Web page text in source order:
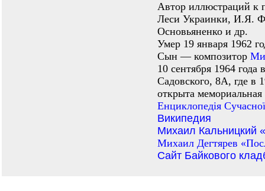
Автор иллюстраций к
Леси Украинки, И.Я.
Основьяненко и др.
Умер 19 января 1962
Сын — композитор
10 сентября 1964
Садовского, 8А, где в
открыта мемориальная
Енциклопедiя
Википедия
Михаил Кальницкий
Михаил Дегтярев
Сайт Байкового